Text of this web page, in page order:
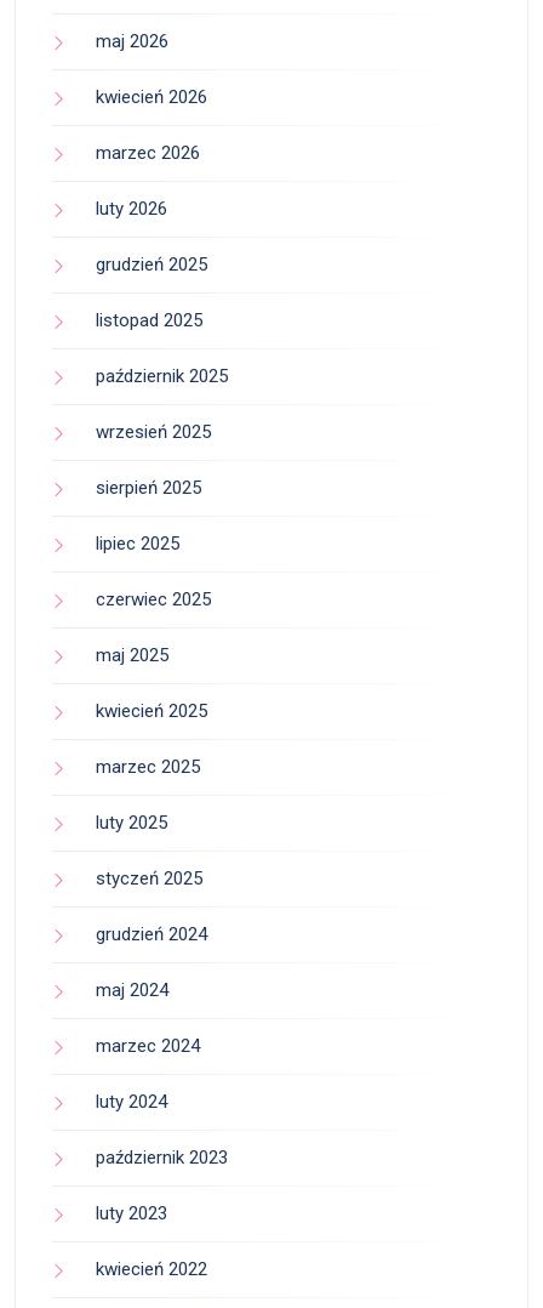
maj 2026
kwiecień 2026
marzec 2026
luty 2026
grudzień 2025
listopad 2025
październik 2025
wrzesień 2025
sierpień 2025
lipiec 2025
czerwiec 2025
maj 2025
kwiecień 2025
marzec 2025
luty 2025
styczeń 2025
grudzień 2024
maj 2024
marzec 2024
luty 2024
październik 2023
luty 2023
kwiecień 2022